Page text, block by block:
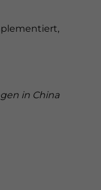
in China